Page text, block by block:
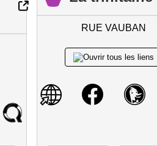
RUE VAUBAN